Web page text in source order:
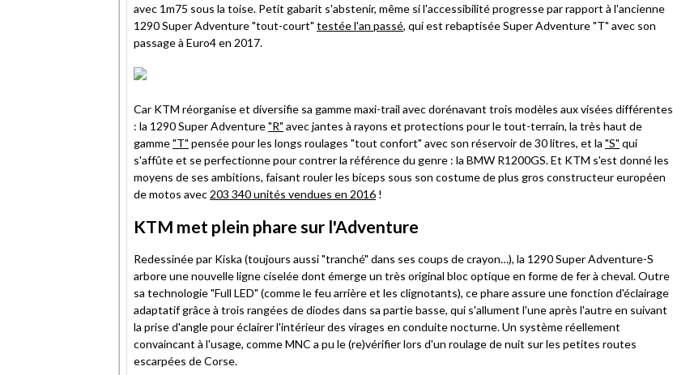
avec 1m75 sous la toise. Petit gabarit s'abstenir, même si l'accessibilité progresse par rapport à l'ancienne
1290 Super Adventure "tout-court" testée l'an passé, qui est rebaptisée Super Adventure "T" avec son
passage à Euro4 en 2017.
Car KTM réorganise et diversifie sa gamme maxi-trail avec dorénavant trois modèles aux visées différentes
: la 1290 Super Adventure"R" avec jantes à rayons et protections pour le tout-terrain, la très haut de
gamme"T" pensée pour les longs roulages "tout confort" avec son réservoir de 30 litres, et la "S" qui
s'affûte et se perfectionne pour contrer la référence du genre : la BMW R1200GS. Et KTM s'est donné les
moyens de ses ambitions, faisant rouler les biceps sous son costume de plus gros constructeur européen
de motos avec 203 340 unités vendues en 2016 !
KTM met plein phare sur l'Adventure
Redessinée par Kiska (toujours aussi "tranché" dans ses coups de crayon…), la 1290 Super Adventure-S
arbore une nouvelle ligne ciselée dont émerge un très original bloc optique en forme de fer à cheval. Outre
sa technologie "Full LED" (comme le feu arrière et les clignotants), ce phare assure une fonction d'éclairage
adaptatif grâce à trois rangées de diodes dans sa partie basse, qui s'allument l'une après l'autre en suivant
la prise d'angle pour éclairer l'intérieur des virages en conduite nocturne. Un système réellement
convaincant à l'usage, comme MNC a pu le (re)vérifier lors d'un roulage de nuit sur les petites routes
escarpées de Corse.